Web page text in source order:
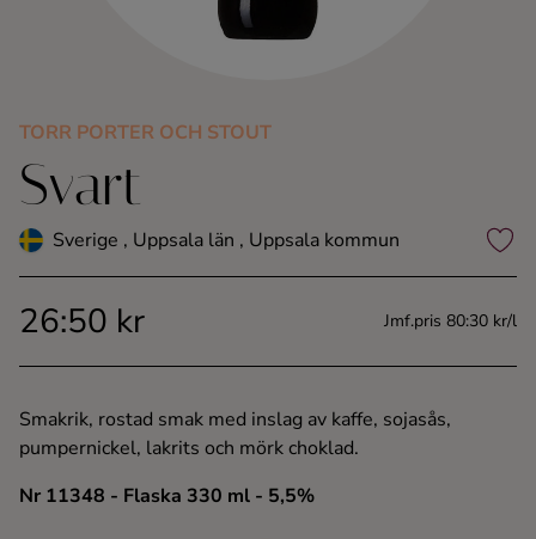
Konjak
Likör
Rom
Shots
Vodka
TORR PORTER OCH STOUT
Svart
Sverige , Uppsala län , Uppsala kommun
26:50 kr Jmf.pris 80:30 kr/l
Smakrik, rostad smak med inslag av kaffe, sojasås,
pumpernickel, lakrits och mörk choklad.
Nr 11348 - Flaska 330 ml - 5,5%